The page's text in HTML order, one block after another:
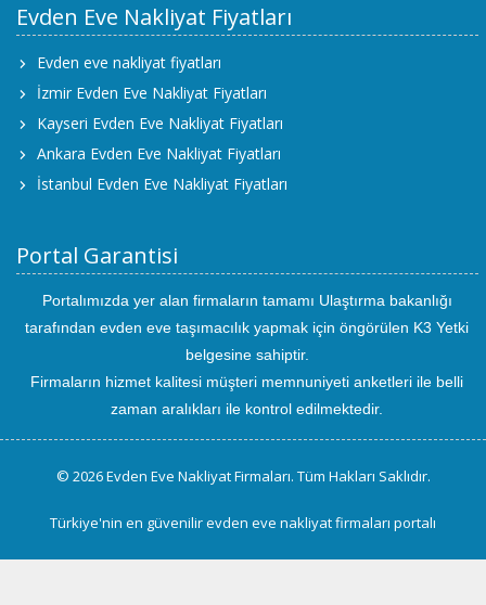
Evden Eve Nakliyat Fiyatları
Evden eve nakliyat fiyatları
İzmir Evden Eve Nakliyat Fiyatları
Kayseri Evden Eve Nakliyat Fiyatları
Ankara Evden Eve Nakliyat Fiyatları
İstanbul Evden Eve Nakliyat Fiyatları
Portal Garantisi
Portalımızda yer alan firmaların tamamı Ulaştırma bakanlığı
tarafından evden eve taşımacılık yapmak için öngörülen K3 Yetki
belgesine sahiptir.
Firmaların hizmet kalitesi müşteri memnuniyeti anketleri ile belli
zaman aralıkları ile kontrol edilmektedir.
© 2026 Evden Eve Nakliyat Firmaları. Tüm Hakları Saklıdır.
Türkiye'nin en güvenilir evden eve nakliyat firmaları portalı